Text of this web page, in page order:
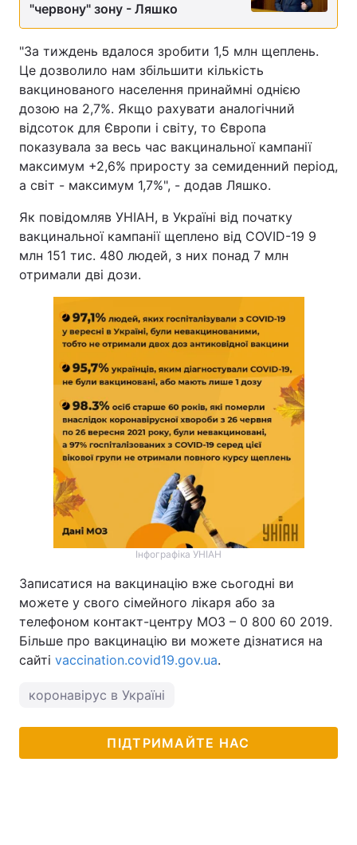
"червону" зону - Ляшко
"За тиждень вдалося зробити 1,5 млн щеплень.
Це дозволило нам збільшити кількість
вакцинованого населення принаймні однією
дозою на 2,7%. Якщо рахувати аналогічний
відсоток для Європи і світу, то Європа
показувала за весь час вакцинальної кампанії
максимум +2,6% приросту за семиденний період,
а світ - максимум 1,7%", - додав Ляшко.
Як повідомляв УНІАН, в Україні від початку
вакцинальної кампанії щеплено від COVID-19 9
млн 151 тис. 480 людей, з них понад 7 млн
отримали дві дози.
Інфографіка УНІАН
Записатися на вакцинацію вже сьогодні ви
можете у свого сімейного лікаря або за
телефоном контакт-центру МОЗ – 0 800 60 2019.
Більше про вакцинацію ви можете дізнатися на
сайті vaccination.covid19.gov.ua.
коронавірус в Україні
ПІДТРИМАЙТЕ НАС